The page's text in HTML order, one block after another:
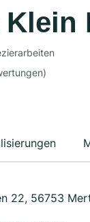
Klein
22, 56753